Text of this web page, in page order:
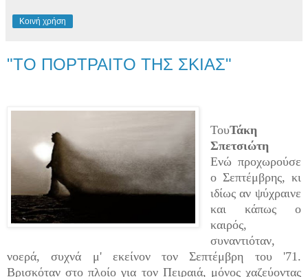
Κοινή χρήση
"ΤΟ ΠΟΡΤΡΑΙΤΟ ΤΗΣ ΣΚΙΑΣ"
ΤουΤάκη
Σπετσιώτη
Ενώ προχωρούσε
ο Σεπτέμβρης, κι
ιδίως αν ψύχραινε
και κάπως ο
καιρός,
συναντιόταν,
νοερά, συχνά μ' εκείνον τον Σεπτέμβρη του '71.
Βρισκόταν στο πλοίο για τον Πειραιά, μόνος χαζεύοντας